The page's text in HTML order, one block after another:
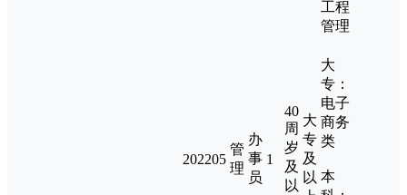
工程
管理
202205
管
理
办
事
员
1
40
周
岁
及
以
大
专
及
以
大
专：
电子
商务
类
本